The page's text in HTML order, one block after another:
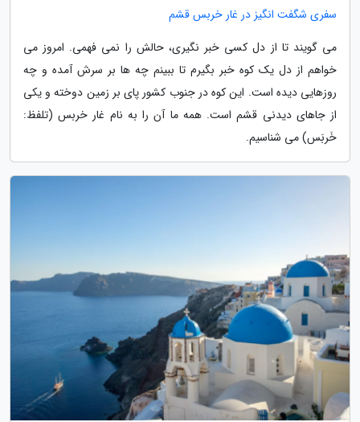
سفری شگفت انگیز در غار خربس قشم
می گویند تا از دل کسی خبر نگیری، حالش را نمی فهمی. امروز می
خواهم از دل یک کوه خبر بگیرم تا ببینم چه ها بر سرش آمده و چه
روزهایی دیده است. این کوه در جنوب کشور پای بر زمین دوخته و یکی
از جاهای دیدنی قشم است. همه ما آن را به نام غار خربس (تلفظ:
خَربَس) می شناسیم.